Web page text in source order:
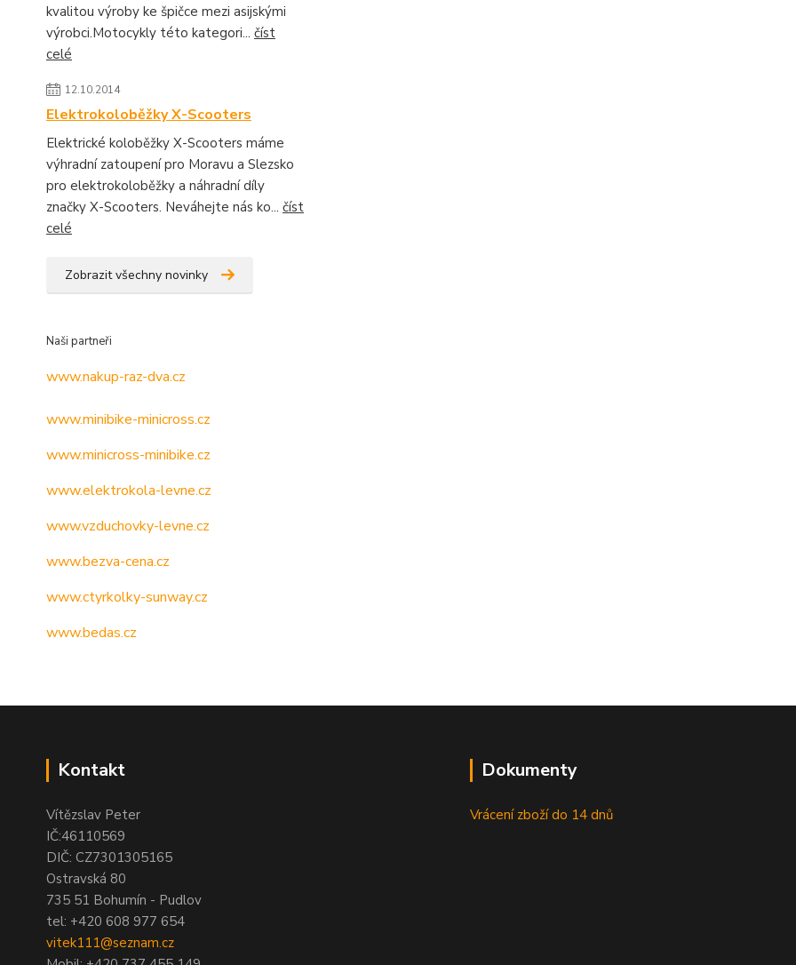
kvalitou výroby ke špičce mezi asijskými
výrobci.Motocykly této kategori... číst
celé
12.10.2014
Elektrokoloběžky X-Scooters
Elektrické koloběžky X-Scooters máme
výhradní zatoupení pro Moravu a Slezsko
pro elektrokoloběžky a náhradní díly
značky X-Scooters. Neváhejte nás ko... číst
celé
Zobrazit všechny novinky
Naši partneři
www.nakup-raz-dva.cz
www.minibike-minicross.cz
www.minicross-minibike.cz
www.elektrokola-levne.cz
www.vzduchovky-levne.cz
www.bezva-cena.cz
www.ctyrkolky-sunway.cz
www.bedas.cz
Kontakt
Vítězslav Peter
IČ:46110569
DIČ: CZ7301305165
Ostravská 80
735 51 Bohumín - Pudlov
tel: +420 608 977 654
vitek111@seznam.cz
Dokumenty
Vrácení zboží do 14 dnů